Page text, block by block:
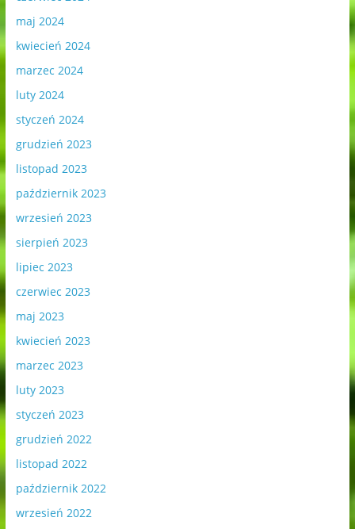
maj 2024
kwiecień 2024
marzec 2024
luty 2024
styczeń 2024
grudzień 2023
listopad 2023
październik 2023
wrzesień 2023
sierpień 2023
lipiec 2023
czerwiec 2023
maj 2023
kwiecień 2023
marzec 2023
luty 2023
styczeń 2023
grudzień 2022
listopad 2022
październik 2022
wrzesień 2022